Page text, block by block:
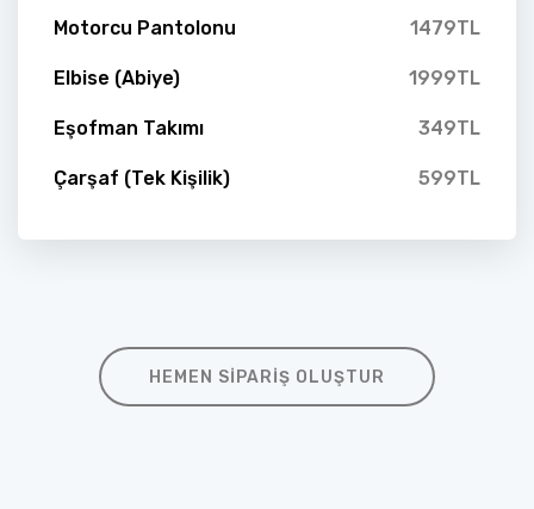
Motorcu Pantolonu 1479TL
Elbise (Abiye) 1999TL
Eşofman Takımı 349TL
Çarşaf (Tek Kişilik) 599TL
HEMEN SIPARIŞ OLUŞTUR